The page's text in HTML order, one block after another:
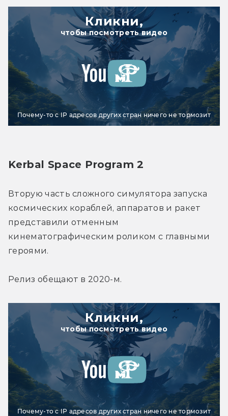
Кликни,
чтобы посмотреть видео
Почему-то с IP адресов других стран ничего не тормозит
Kerbal Space Program 2
Вторую часть сложного симулятора запуска
космических кораблей, аппаратов и ракет
представили отменным
кинематографическим роликом с главными
героями.
Релиз обещают в 2020-м.
Кликни,
чтобы посмотреть видео
Почему-то с IP адресов других стран ничего не тормозит